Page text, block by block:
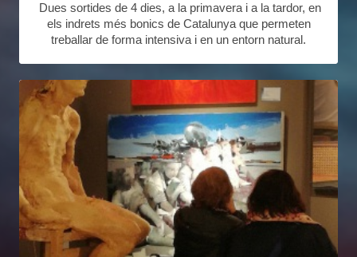
Dues sortides de 4 dies, a la primavera i a la tardor, en
els indrets més bonics de Catalunya que permeten
treballar de forma intensiva i en un entorn natural.